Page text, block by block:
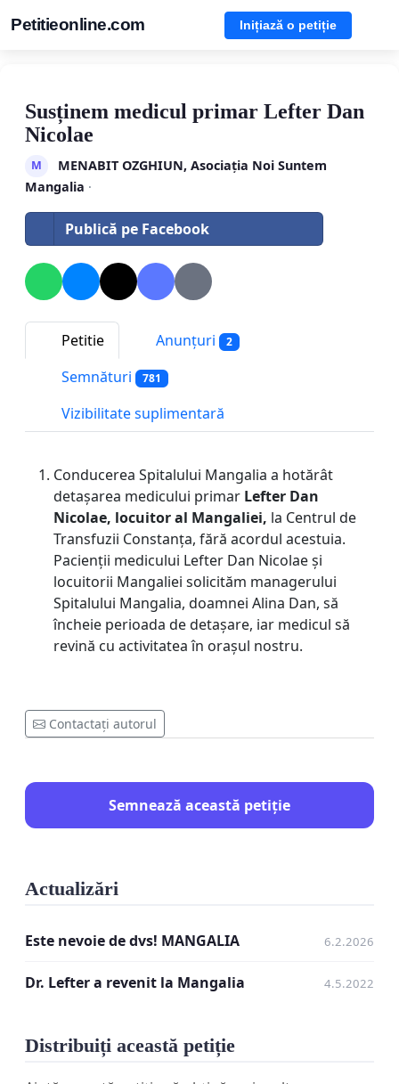
Petitieonline.com Inițiază o petiție
Susținem medicul primar Lefter Dan
Nicolae
M
MENABIT OZGHIUN, Asociația Noi Suntem
Mangalia ·
Publică pe Facebook
Petitie Anunțuri 2
Semnături 781
Vizibilitate suplimentară
Conducerea Spitalului Mangalia a hotărât
detașarea medicului primar Lefter Dan
Nicolae, locuitor al Mangaliei, la Centrul de
Transfuzii Constanța, fără acordul acestuia.
Pacienții medicului Lefter Dan Nicolae și
locuitorii Mangaliei solicităm managerului
Spitalului Mangalia, doamnei Alina Dan, să
încheie perioada de detașare, iar medicul să
revină cu activitatea în orașul nostru.
Contactați autorul
Semnează această petiție
Actualizări
Este nevoie de dvs! MANGALIA 6.2.2026
Dr. Lefter a revenit la Mangalia 4.5.2022
Distribuiți această petiție